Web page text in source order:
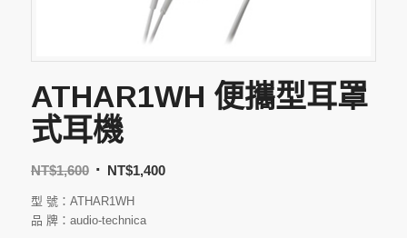
ATHAR1WH 便攜型耳罩
式耳機
NT$1,600 NT$1,400
型 號：ATHAR1WH
品 牌：audio-technica